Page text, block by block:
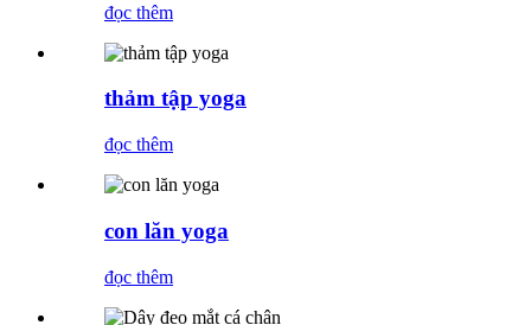
đọc thêm
thảm tập yoga
đọc thêm
con lăn yoga
đọc thêm